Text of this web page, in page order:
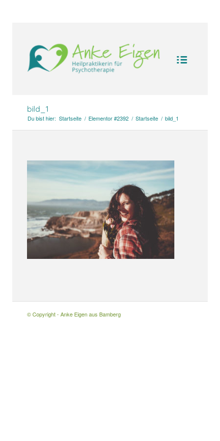
bild_1
Du bist hier: Startseite / Elementor #2392 / Startseite / bild_1
© Copyright - Anke Eigen aus Bamberg